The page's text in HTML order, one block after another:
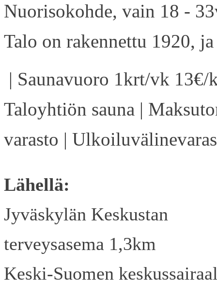
Nuorisokohde, vain 18 -
Talo on rakennettu 1920,
| Saunavuoro 1krt/vk
Taloyhtiön sauna |
varasto |
Lähellä:
Jyväskylän Keskustan
terveysasema 1,3km
Keski-Suomen